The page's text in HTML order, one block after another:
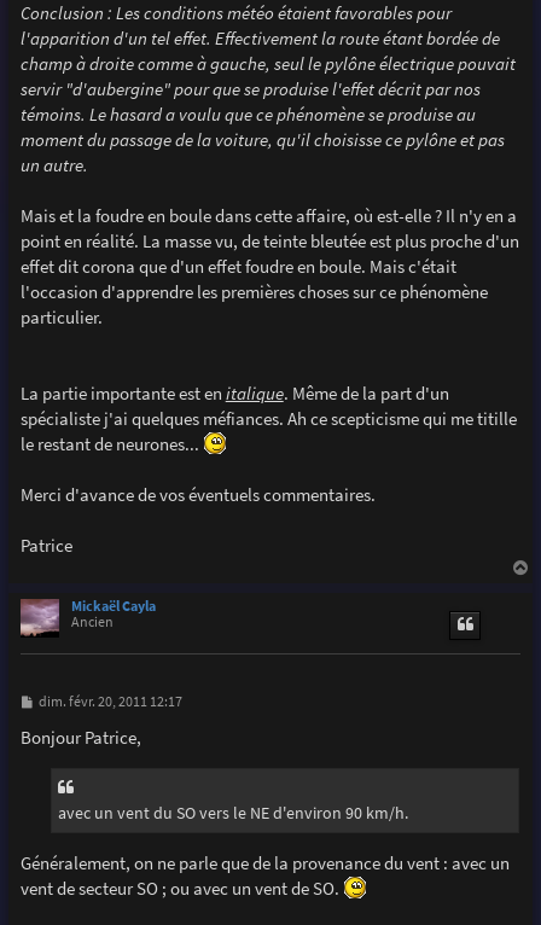
Conclusion : Les conditions météo étaient favorables pour
l'apparition d'un tel effet. Effectivement la route étant bordée de
champ à droite comme à gauche, seul le pylône électrique pouvait
servir "d'aubergine" pour que se produise l'effet décrit par nos
témoins. Le hasard a voulu que ce phénomène se produise au
moment du passage de la voiture, qu'il choisisse ce pylône et pas
un autre.
Mais et la foudre en boule dans cette affaire, où est-elle ? Il n'y en a
point en réalité. La masse vu, de teinte bleutée est plus proche d'un
effet dit corona que d'un effet foudre en boule. Mais c'était
l'occasion d'apprendre les premières choses sur ce phénomène
particulier.
La partie importante est en italique. Même de la part d'un
spécialiste j'ai quelques méfiances. Ah ce scepticisme qui me titille
le restant de neurones...
Merci d'avance de vos éventuels commentaires.
Patrice
Mickaël Cayla
Ancien
M
s
s
dim. févr. 20, 2011 12:17
Bonjour Patrice,
avec un vent du SO vers le NE d'environ 90 km/h.
Généralement, on ne parle que de la provenance du vent : avec un
vent de secteur SO ; ou avec un vent de SO.